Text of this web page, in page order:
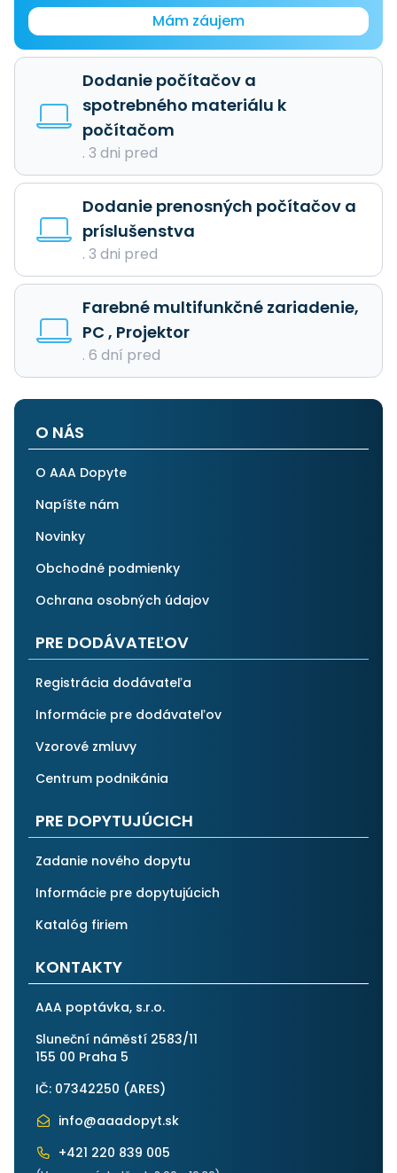
Mám záujem
Dodanie počítačov a
spotrebného materiálu k
počítačom
. 3 dni pred
Dodanie prenosných počítačov a
príslušenstva
. 3 dni pred
Farebné multifunkčné zariadenie,
PC , Projektor
. 6 dní pred
O NÁS
O AAA Dopyte
Napíšte nám
Novinky
Obchodné podmienky
Ochrana osobných údajov
PRE DODÁVATEĽOV
Registrácia dodávateľa
Informácie pre dodávateľov
Vzorové zmluvy
Centrum podnikánia
PRE DOPYTUJÚCICH
Zadanie nového dopytu
Informácie pre dopytujúcich
Katalóg firiem
KONTAKTY
AAA poptávka, s.r.o.
Sluneční náměstí 2583/11
155 00 Praha 5
IČ: 07342250 (ARES)
info@aaadopyt.sk
+421 220 839 005